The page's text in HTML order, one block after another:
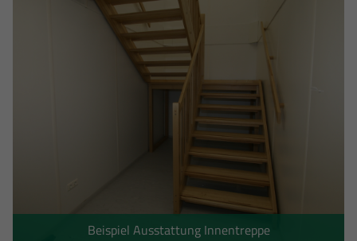
Beispiel Ausstattung Innentreppe